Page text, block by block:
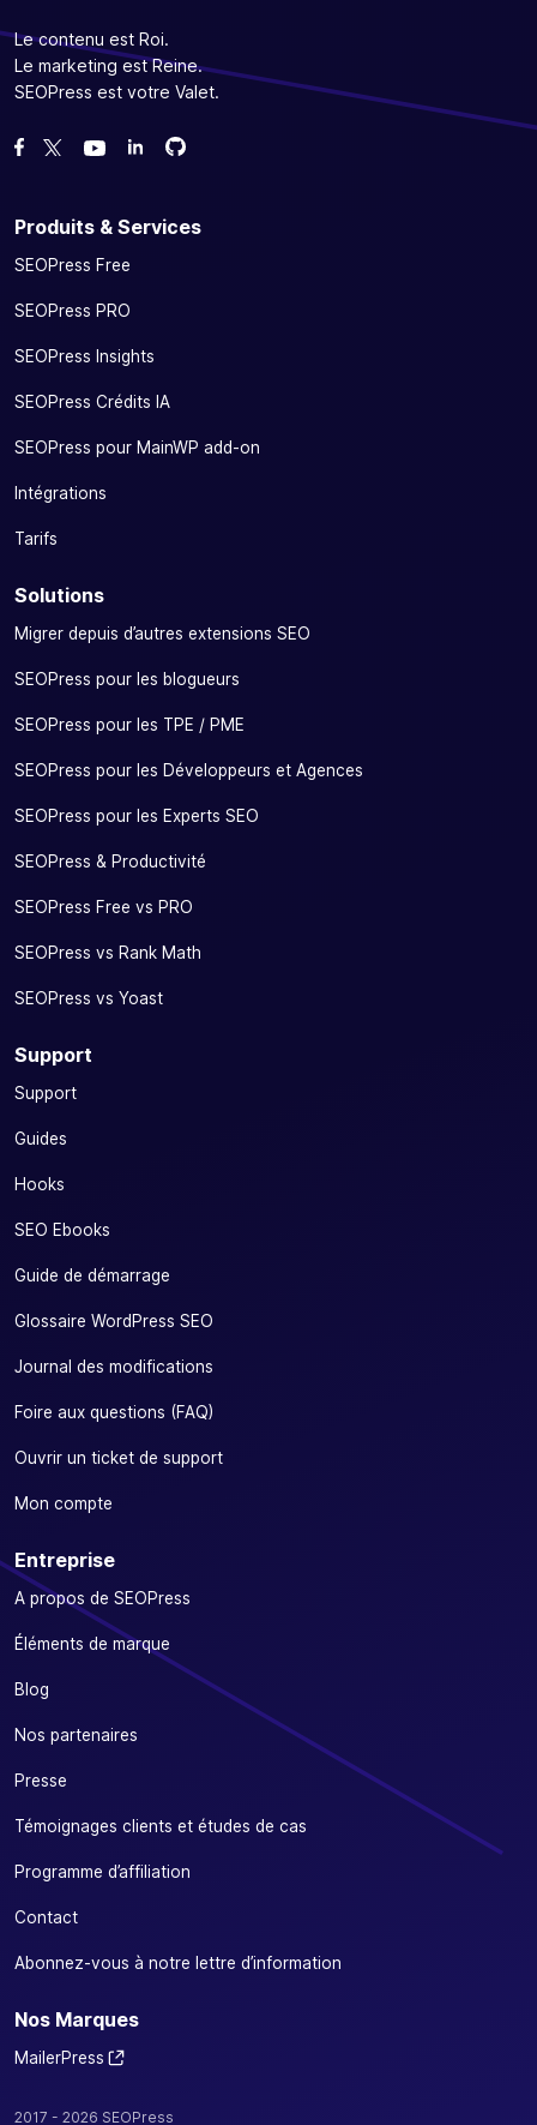
Le contenu est Roi.
Le marketing est Reine.
SEOPress est votre Valet.
Likez notre page Facebook
Suivez-nous sur Twitter
Nous voir sur YouTube
Forcez-nous sur GitHub
Forcez-nous sur GitHub
Produits & Services
SEOPress Free
SEOPress PRO
SEOPress Insights
SEOPress Crédits IA
SEOPress pour MainWP add-on
Intégrations
Tarifs
Solutions
Migrer depuis d’autres extensions SEO
SEOPress pour les blogueurs
SEOPress pour les TPE / PME
SEOPress pour les Développeurs et Agences
SEOPress pour les Experts SEO
SEOPress & Productivité
SEOPress Free vs PRO
SEOPress vs Rank Math
SEOPress vs Yoast
Support
Support
Guides
Hooks
SEO Ebooks
Guide de démarrage
Glossaire WordPress SEO
Journal des modifications
Foire aux questions (FAQ)
Ouvrir un ticket de support
Mon compte
Entreprise
A propos de SEOPress
Éléments de marque
Blog
Nos partenaires
Presse
Témoignages clients et études de cas
Programme d’affiliation
Contact
Abonnez-vous à notre lettre d’information
Nos Marques
MailerPress
2017 - 2026 SEOPress